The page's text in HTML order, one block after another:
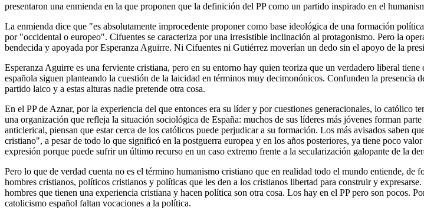
presentaron una enmienda en la que proponen que la definición del PP como un partido inspirado en el
La enmienda dice que "es absolutamente improcedente proponer como base ideológica de una formación
por "occidental o europeo". Cifuentes se caracteriza por una irresistible inclinación al protagonismo. Pero la
bendecida y apoyada por Esperanza Aguirre. Ni Cifuentes ni Gutiérrez moverían un dedo sin el apoyo de la
Esperanza Aguirre es una ferviente cristiana, pero en su entorno hay quien teoriza que un verdadero liberal
española siguen planteando la cuestión de la laicidad en términos muy decimonónicos. Confunden la
partido laico y a estas alturas nadie pretende otra cosa.
En el PP de Aznar, por la experiencia del que entonces era su líder y por cuestiones generacionales, lo católico
una organización que refleja la situación sociológica de España: muchos de sus líderes más jóvenes forman
anticlerical, piensan que estar cerca de los católicos puede perjudicar a su formación. Los más avisados saben
cristiano", a pesar de todo lo que significó en la postguerra europea y en los años posteriores, ya tiene poco
expresión porque puede sufrir un último recurso en un caso extremo frente a la secularización galopante de la
Pero lo que de verdad cuenta no es el término humanismo cristiano que en realidad todo el mundo entiende,
hombres cristianos, políticos cristianos y políticas que les den a los cristianos libertad para construir y
hombres que tienen una experiencia cristiana y hacen política son otra cosa. Los hay en el PP pero son pocos.
catolicismo español faltan vocaciones a la política.